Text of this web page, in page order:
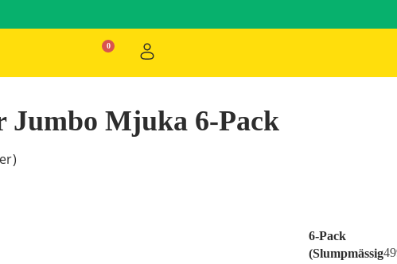
Jumbo Mjuka 6-Pack
6-Pack
(Slumpmässig